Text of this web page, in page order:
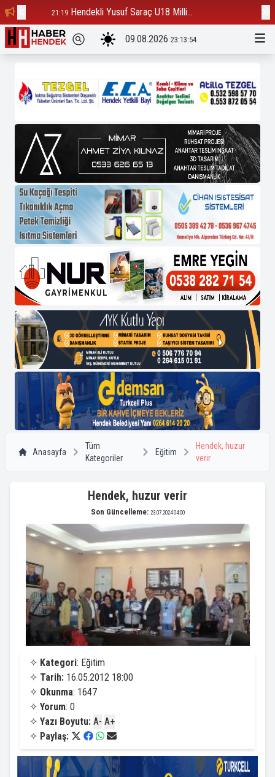
21:19 Hendekli Yusuf Saraç U18 Milli...
09.08.2026 23:13:54
Anasayfa
Tüm
Kategoriler
Eğitim
Hendek, huzur
verir
Hendek, huzur verir
Son Güncelleme: 23.07.2024 04:00
✧ Kategori: Eğitim
✧ Tarih: 16.05.2012 18:00
✧ Okunma: 1647
✧ Yorum: 0
✧ Yazı Boyutu: A- A+
✧ Paylaş: